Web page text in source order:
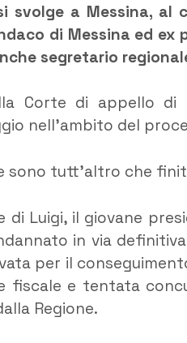
svolge a Messina,
di Messina ed
segretario
Corte di appello
nell’ambito del
sono tutt’altro che
di Luigi, il giovane
in via definitiva
per il
fiscale e tentata
Regione.